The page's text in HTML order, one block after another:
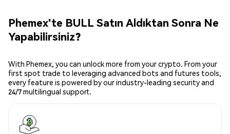
Phemex'te BULL Satın Aldıktan Sonra Ne
Yapabilirsiniz?
With Phemex, you can unlock more from your crypto. From your
first spot trade to leveraging advanced bots and futures tools,
every feature is powered by our industry-leading security and
24/7 multilingual support.